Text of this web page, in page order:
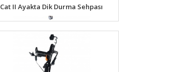
Cat II Ayakta Dik Durma Sehpası